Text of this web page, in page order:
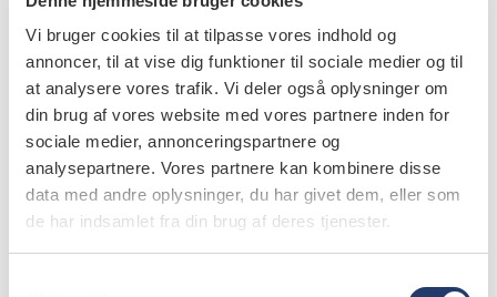
Vi bruger cookies til at tilpasse vores indhold og
annoncer, til at vise dig funktioner til sociale medier og til
at analysere vores trafik. Vi deler også oplysninger om
din brug af vores website med vores partnere inden for
sociale medier, annonceringspartnere og
analysepartnere. Vores partnere kan kombinere disse
data med andre oplysninger, du har givet dem, eller som
de har indsamlet fra din brug af deres tjenester.
belægning i mundslimhinden. Læsionen forsvinder ved
rygestop. Klinisk udseende som leukoplaki.
- Aktinisk cheilitis: Hvidlig/grålig ændring af prolabiet
ofte med uskarp afgrænsning af prolabiet i forhold til
omgivende hud. Kan verificeres med biopsi.
- Morsicatio buccarum: Uregelmæssig, flosset hvidlig
forandring i den del af slimhinden, der kan påbides.
Årsagen er habituel kindbidning, og forandringen